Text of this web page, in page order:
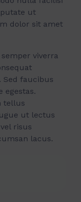
ut
dolor sit amet
viverra
faucibus
egestas.
tellus
ut lectus
risus
lacus.